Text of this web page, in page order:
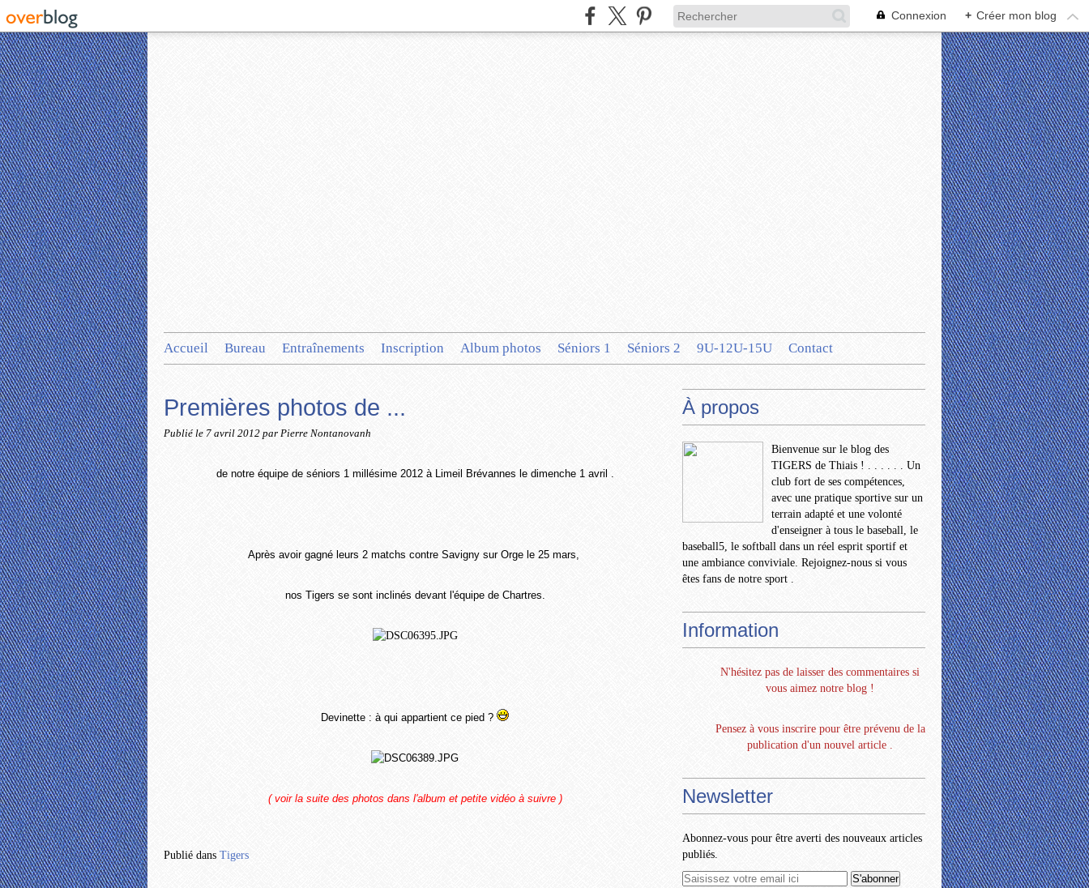
Connexion + Créer mon blog
Accueil Bureau Entraînements Inscription Album photos Séniors 1 Séniors 2 9U-12U-15U Contact
Premières photos de ...
Publié le 7 avril 2012 par Pierre Nontanovanh
de notre équipe de séniors 1 millésime 2012 à Limeil Brévannes le dimenche 1 avril .
Après avoir gagné leurs 2 matchs contre Savigny sur Orge le 25 mars,
nos Tigers se sont inclinés devant l'équipe de Chartres.
Devinette : à qui appartient ce pied ?
( voir la suite des photos dans l'album et petite vidéo à suivre )
Publié dans Tigers
À propos
Bienvenue sur le blog des
TIGERS de Thiais ! . . . . . . Un
club fort de ses compétences,
avec une pratique sportive sur un
terrain adapté et une volonté
d'enseigner à tous le baseball, le
baseball5, le softball dans un réel esprit sportif et
une ambiance conviviale. Rejoignez-nous si vous
êtes fans de notre sport .
Information
N'hésitez pas de laisser des commentaires si
vous aimez notre blog !
Pensez à vous inscrire pour être prévenu de la
publication d'un nouvel article .
Newsletter
Abonnez-vous pour être averti des nouveaux articles
publiés.